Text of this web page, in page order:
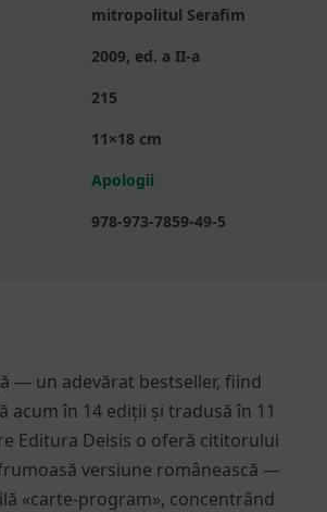
mitropolitul Serafim
2009, ed. a II-a
215
11×18 cm
Apologii
978-973-7859-49-5
— un adevărat bestseller, fiind
acum în 14 ediții și tradusă în 11
Editura Deisis o oferă cititorului
versiune românească —
«carte-program», concentrând